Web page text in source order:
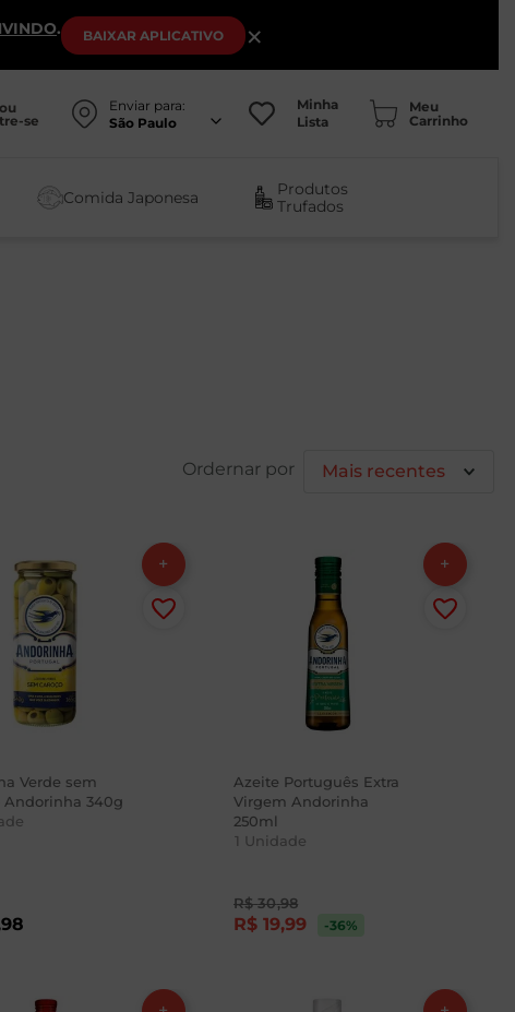
. BAIXAR APLICATIVO ×
se
Enviar para:
São Paulo
Minha
Lista
Comida Japonesa
Produtos
Trufados
Mais recentes
Verde sem
Andorinha 340g
98
Azeite Português Extra
Virgem Andorinha
250ml
1 Unidade
R$ 30,98
R$ 19,99 -36%